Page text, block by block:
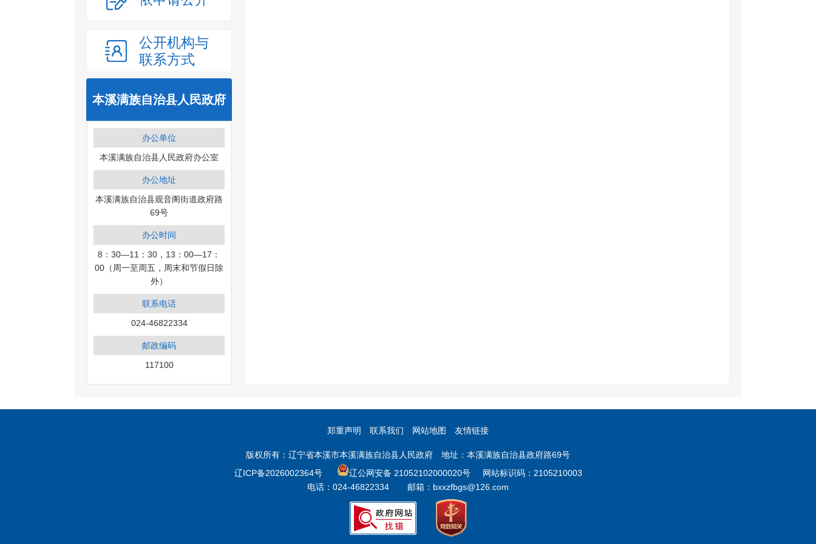
公开机构与
联系方式
本溪满族自治县人民政府
办公单位
本溪满族自治县人民政府办公室
办公地址
本溪满族自治县观音阁街道政府路
69号
办公时间
8：30—11：30，13：00—17：
00（周一至周五，周末和节假日除
外）
联系电话
024-46822334
邮政编码
117100
郑重声明 联系我们 网站地图 友情链接
版权所有：辽宁省本溪市本溪满族自治县人民政府 地址：本溪满族自治县政府路69号
辽ICP备2026002364号
辽公网安备 21052102000020号 网站标识码：2105210003
电话：024-46822334 邮箱：bxxzfbgs@126.com